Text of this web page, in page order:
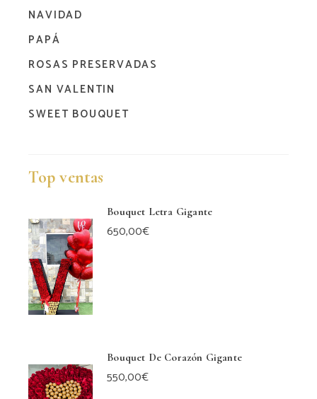
NAVIDAD
PAPÁ
ROSAS PRESERVADAS
SAN VALENTIN
SWEET BOUQUET
Top ventas
Bouquet Letra Gigante
650,00€
Bouquet De Corazón Gigante
550,00€